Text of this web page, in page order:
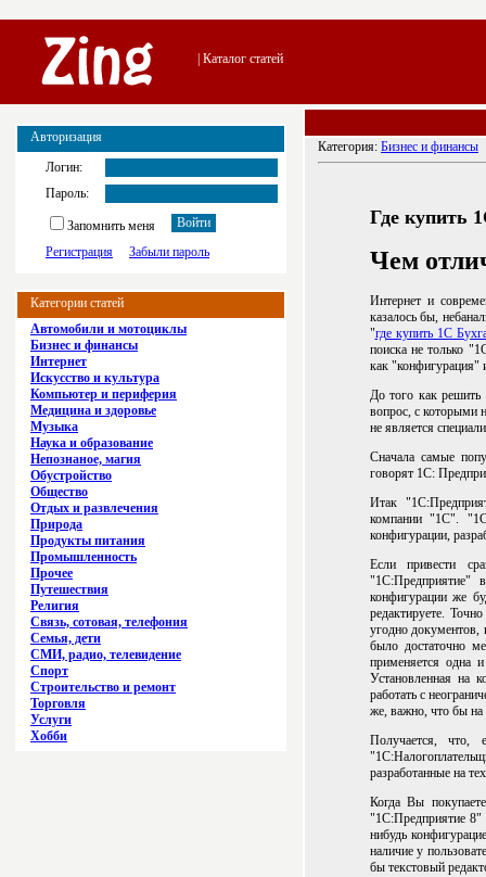
| Каталог статей
Авторизация
Логин:
Пароль:
Запомнить меня
Регистрация
Забыли пароль
Категории статей
Автомобили и мотоциклы
Бизнес и финансы
Интернет
Искусство и культура
Компьютер и периферия
Медицина и здоровье
Музыка
Наука и образование
Непознаное, магия
Обустройство
Общество
Отдых и развлечения
Природа
Продукты питания
Промышленность
Прочее
Путешествия
Религия
Связь, сотовая, телефония
Семья, дети
СМИ, радио, телевидение
Спорт
Строительство и ремонт
Торговля
Услуги
Хобби
Категория: Бизнес и финансы
Где купить
Чем
Интернет и
казалось бы,
"где купить 1С
поиска не только
как "конфигурация"
До того как решить
вопрос, с которыми
не является
Сначала самые
говорят 1С:
Итак
компании "1С".
конфигурации,
Если привести
"1С:Предприятие"
конфигурации же
редактируете.
угодно
было достаточно
применяется одна
Установленная на
работать с
же, важно, что бы на
Получается, что,
разработанные на
Когда Вы
"1С:Предприятие 8"
нибудь
наличие у
бы текстовый